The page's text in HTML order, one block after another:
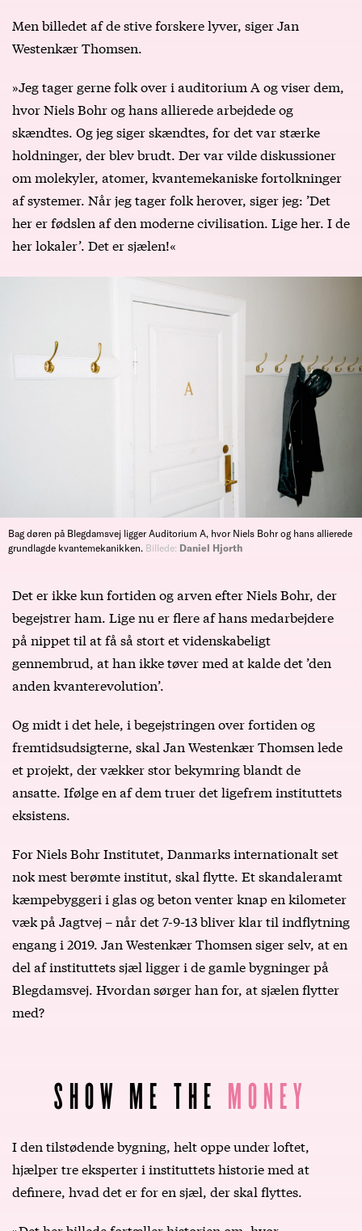
Men billedet af de stive forskere lyver, siger Jan
Westenkær Thomsen.
»Jeg tager gerne folk over i auditorium A og viser dem,
hvor Niels Bohr og hans allierede arbejdede og
skændtes. Og jeg siger skændtes, for det var stærke
holdninger, der blev brudt. Der var vilde diskussioner
om molekyler, atomer, kvantemekaniske fortolkninger
af systemer. Når jeg tager folk herover, siger jeg: ’Det
her er fødslen af den moderne civilisation. Lige her. I de
her lokaler’. Det er sjælen!«
Bag døren på Blegdamsvej ligger Auditorium A, hvor Niels Bohr og hans allierede
grundlagde kvantemekanikken. Billede: Daniel Hjorth
Det er ikke kun fortiden og arven efter Niels Bohr, der
begejstrer ham. Lige nu er flere af hans medarbejdere
på nippet til at få så stort et videnskabeligt
gennembrud, at han ikke tøver med at kalde det ’den
anden kvanterevolution’.
Og midt i det hele, i begejstringen over fortiden og
fremtidsudsigterne, skal Jan Westenkær Thomsen lede
et projekt, der vækker stor bekymring blandt de
ansatte. Ifølge en af dem truer det ligefrem instituttets
eksistens.
For Niels Bohr Institutet, Danmarks internationalt set
nok mest berømte institut, skal flytte. Et skandaleramt
kæmpebyggeri i glas og beton venter knap en kilometer
væk på Jagtvej – når det 7-9-13 bliver klar til indflytning
engang i 2019. Jan Westenkær Thomsen siger selv, at en
del af instituttets sjæl ligger i de gamle bygninger på
Blegdamsvej. Hvordan sørger han for, at sjælen flytter
med?
SHOW ME THE MONEY
I den tilstødende bygning, helt oppe under loftet,
hjælper tre eksperter i instituttets historie med at
definere, hvad det er for en sjæl, der skal flyttes.